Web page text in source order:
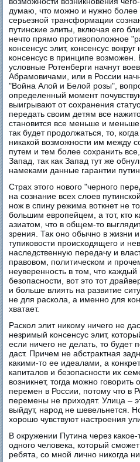
думаю, что можно и нужно более
серьезной трансформации
путинские элиты, включая его
нечто прямо противоположное
консенсус элит, консенсус
консенсус в принципе возможен.
условные Ротенберги начнут
Абрамовичами, или в России
"Война Алой и Белой розы",
определенный момент
выигрывают от сохранения
передать своим детям все
становится все меньше и
так будет продолжаться, то,
никакой возможности им между
путем и тем более сохранить
Запад, так как Запад тут же
намеками данные гарантии
Страх этого нового "черного
на сознание всех слоев
нож в спину режима воткнет не
большим европейцем, а тот, кто
азиатом, что в общем-то
зрения. Так оно обычно в жизни
тупиковости происходящего и
наследственную передачу и
правовом, политическом и
неуверенность в том, что каждый
безопасности, вот это тот
и больше влиять на развитие
не для раскола, а именно для
хватает.
Раскол элит никому ничего не
незримый консенсус элит,
если ничего не делать, то будет
даст. Причем не абстрактная
какими-то ее идеалами, а
капиталов и безопасности их
возникнет, тогда можно
перемен в России, потому что в
перемены не приходят. Улица –
выйдут, народ не шевельнется.
хорошо чувствуют настроения
В окружении Путина через
одного человека, который сможет
ребята, со мной лично никогда